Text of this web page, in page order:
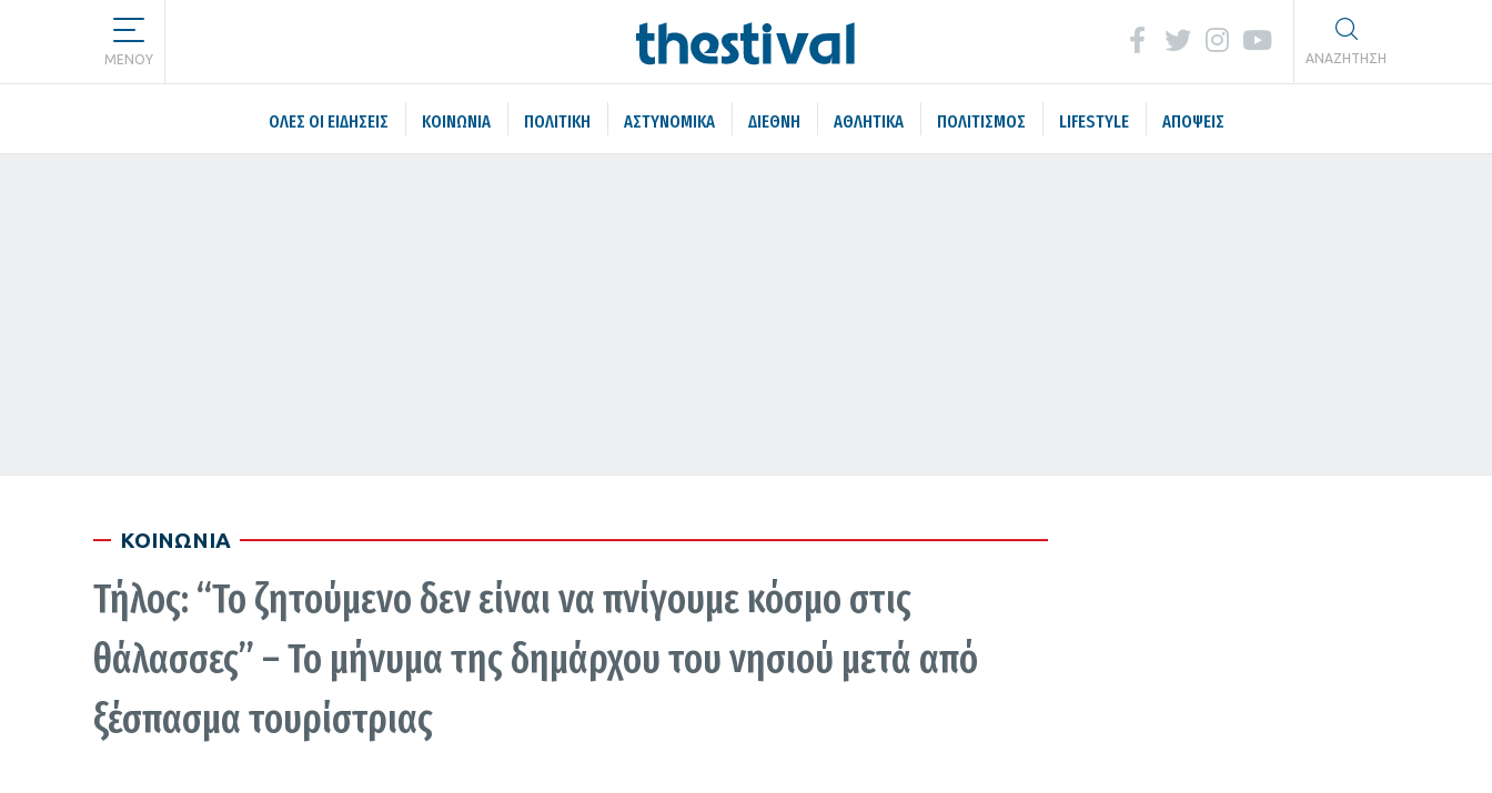
MENOY ΑΝΑΖΗΤΗΣΗ
ΌΛΕΣ ΟΙ ΕΙΔΉΣΕΙΣ ΚΟΙΝΩΝΙΑ ΠΟΛΙΤΙΚΗ ΑΣΤΥΝΟΜΙΚΑ ΔΙΕΘΝΗ ΑΘΛΗΤΙΚΑ ΠΟΛΙΤΙΣΜΟΣ LIFESTYLE ΑΠΟΨΕΙΣ
ΚΟΙΝΩΝΙΑ
Τήλος: “Το ζητούμενο δεν είναι να πνίγουμε κόσμο στις
θάλασσες” – Το μήνυμα της δημάρχου του νησιού μετά από
ξέσπασμα τουρίστριας